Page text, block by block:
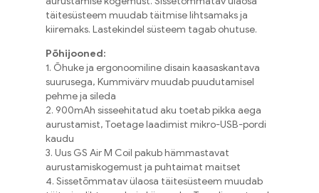
täitesüsteem muudab täitmise lihtsamaks ja
kiiremaks. Lastekindel süsteem tagab ohutuse.
Põhijooned:
1. Õhuke ja ergonoomiline disain kaasaskantava
suurusega, Kummivärv muudab puudutamisel
pehme ja sileda
2. 900mAh sisseehitatud aku toetab pikka aega
aurustamist, Toetage laadimist mikro-USB-pordi
kaudu
3. Uus GS Air M Coil pakub hämmastavat
aurustamiskogemust ja puhtaimat maitset
4. Sissetõmmatav ülaosa täitesüsteem muudab